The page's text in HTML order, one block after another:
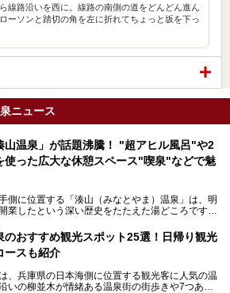
線路沿いを西に。線路の南側の道をどんどん進ん
ーソンと踏切の角を左に折れてちょっと坂を下っ
ニュース
山温泉」が話題沸騰！ "超アヒル風呂"や2
使った広大な休憩スペース"喫泉"などで魅
側に位置する「湊山（みなとやま）温泉」は、明
業したという深い歴史をたたえた湯どころです。
かぶアヒルちゃん。さらに、ゆったりくつろげて
グも可能な休憩スペースも人気に。斬新な企画や
をアッと驚かせる湊山温泉の魅力をリポートしま
のおすすめ観光スポット25選！日帰り観光
ースも紹介
、兵庫県の日本海側に位置する観光客に人気の温
いの柳並木が情緒ある温泉街の街歩きや7つある